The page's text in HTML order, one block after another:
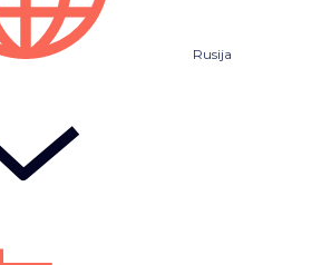
Rusija